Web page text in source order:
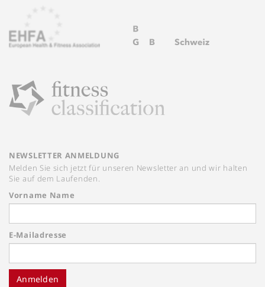
NEWSLETTER ANMELDUNG
Melden Sie sich jetzt für unseren Newsletter an und wir halten
Sie auf dem Laufenden.
Vorname Name
E-Mailadresse
Anmelden